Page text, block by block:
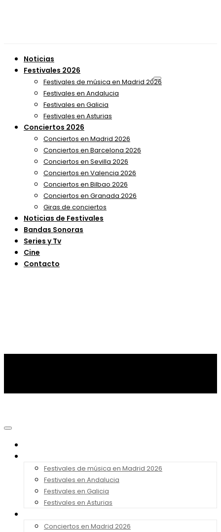
Noticias
Festivales 2026
Festivales de música en Madrid 2026
Festivales en Andalucia
Festivales en Galicia
Festivales en Asturias
Conciertos 2026
Conciertos en Madrid 2026
Conciertos en Barcelona 2026
Conciertos en Sevilla 2026
Conciertos en Valencia 2026
Conciertos en Bilbao 2026
Conciertos en Granada 2026
Giras de conciertos
Noticias de Festivales
Bandas Sonoras
Series y Tv
Cine
Contacto
Festivales de música en Madrid 2026
Festivales en Andalucia
Festivales en Galicia
Festivales en Asturias
Conciertos en Madrid 2026